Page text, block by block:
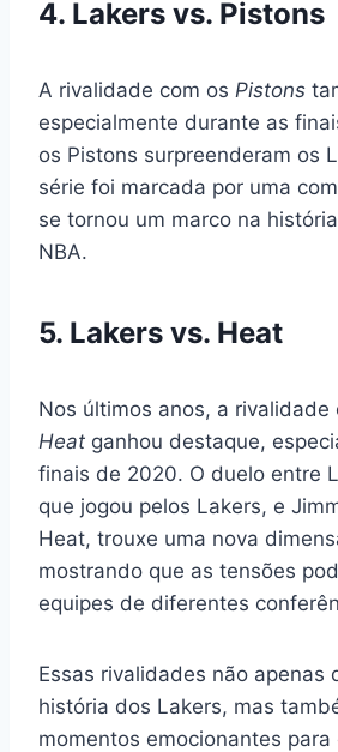
4. Lakers vs. Pistons
A rivalidade com os Pistons
especialmente durante as
os Pistons surpreenderam os
série foi marcada por uma
se tornou um marco na
NBA.
5. Lakers vs. Heat
Nos últimos anos, a rivalidade
Heat ganhou destaque,
finais de 2020. O duelo entre
que jogou pelos Lakers, e
Heat, trouxe uma nova
mostrando que as tensões
equipes de diferentes
Essas rivalidades não apenas
história dos Lakers, mas
momentos emocionantes para